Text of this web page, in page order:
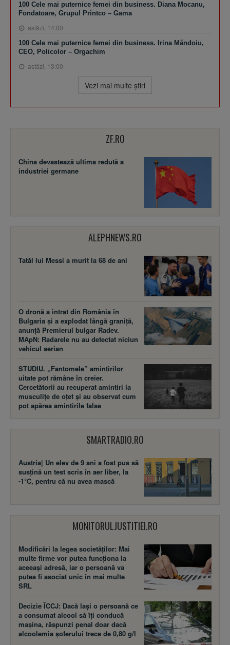
100 Cele mai puternice femei din business. Diana Mocanu,
Fondatoare, Grupul Printco – Gama
astăzi, 14:00
100 Cele mai puternice femei din business. Irina Măndoiu,
CEO, Policolor – Orgachim
astăzi, 13:00
Vezi mai multe ştiri
ZF.RO
China devastează ultima redută a
industriei germane
ALEPHNEWS.RO
Tatăl lui Messi a murit la 68 de ani
O dronă a intrat din România în
Bulgaria și a explodat lângă graniță,
anunță Premierul bulgar Radev.
MApN: Radarele nu au detectat niciun
vehicul aerian
STUDIU. „Fantomele” amintirilor
uitate pot rămâne în creier.
Cercetătorii au recuperat amintiri la
musculițe de oțet și au observat cum
pot apărea amintirile false
SMARTRADIO.RO
Austria| Un elev de 9 ani a fost pus să
susţină un test scris în aer liber, la
-1°C, pentru că nu avea mască
MONITORULJUSTITIEI.RO
Modificări la legea societăţilor: Mai
multe firme vor putea funcţiona la
aceeaşi adresă, iar o persoană va
putea fi asociat unic în mai multe
SRL
Decizie ÎCCJ: Dacă laşi o persoană ce
a consumat alcool să îţi conducă
maşina, răspunzi penal doar dacă
alcoolemia şoferului trece de 0,80 g/l